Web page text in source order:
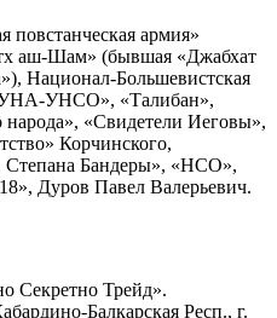
повстанческая армия»
аш-Шам» (бывшая «Джабхат
Национал-Большевистская
УНСО», «Талибан»,
«Свидетели Иеговы»,
Корчинского,
Степана Бандеры», «НСО»,
Дуров Павел Валерьевич.
Секретно Трейд».
Балкарская Респ., г.